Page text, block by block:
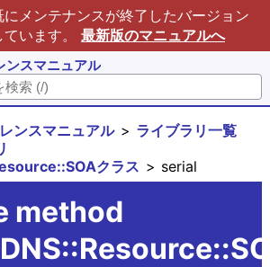
メンテナンスが終了したバージョン
います。 最新版のマニュアルへ
スマニュアル
ンスマニュアル
ライブラリ一覧
クラス
serial
method